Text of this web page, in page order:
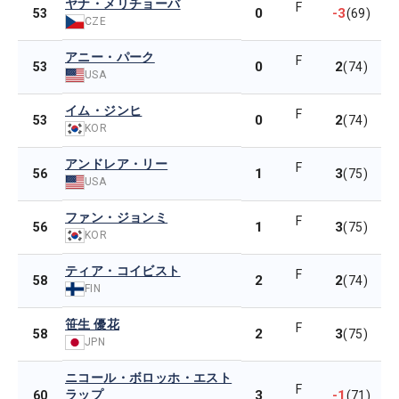
53
ヤナ・メリチョーバ
CZE 0 F -3(69)
53
アニー・パーク
USA 0 F 2(74)
53
イム・ジンヒ
KOR 0 F 2(74)
56
アンドレア・リー
USA 1 F 3(75)
56
ファン・ジョンミ
KOR 1 F 3(75)
58
ティア・コイビスト
FIN 2 F 2(74)
58
笹生 優花
JPN 2 F 3(75)
60
ニコール・ボロッホ・エスト
ラップ
3 F -1(71)